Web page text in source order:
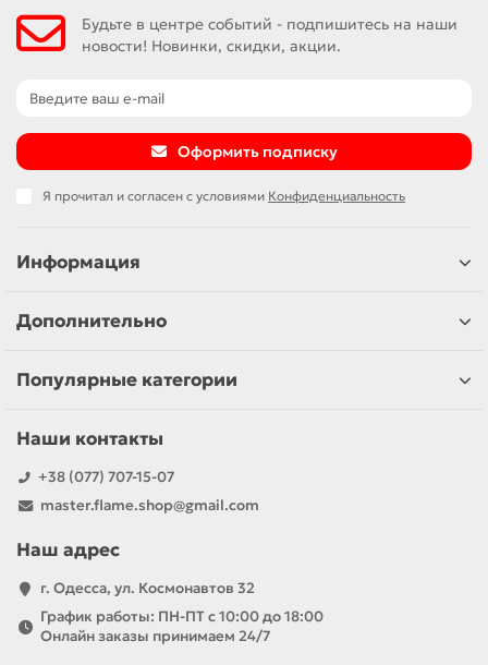
Будьте в центре событий - подпишитесь на наши
новости! Новинки, скидки, акции.
Оформить подписку
Я прочитал и согласен с условиями Конфиденциальность
Информация
Дополнительно
Популярные категории
Наши контакты
+38 (077) 707-15-07
master.flame.shop@gmail.com
Наш адрес
г. Одесса, ул. Космонавтов 32
График работы: ПН-ПТ с 10:00 до 18:00
Онлайн заказы принимаем 24/7